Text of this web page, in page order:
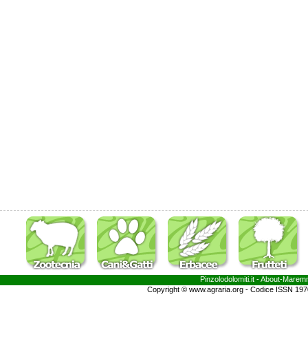
Pinzolodolomiti.it - About-
Copyright © www.agraria.org - Codice ISSN